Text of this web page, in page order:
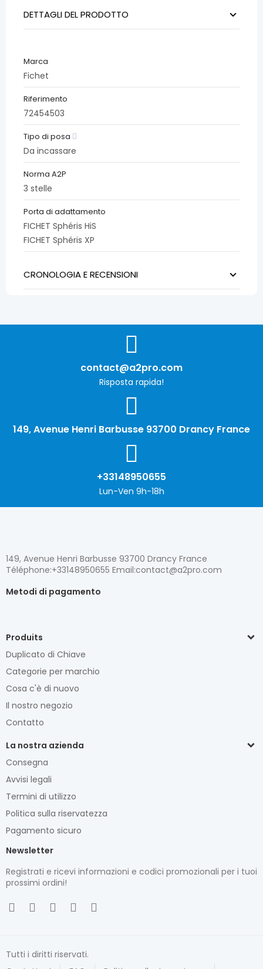
DETTAGLI DEL PRODOTTO
Marca
Fichet
Riferimento
72454503
Tipo di posa
Da incassare
Norma A2P
3 stelle
Porta di adattamento
FICHET Sphéris HiS
FICHET Sphéris XP
CRONOLOGIA E RECENSIONI
contact@a2pro.com
Risposta rapida!
149, Avenue Henri Barbusse 93700 Drancy France
+33148950655
Lun-Ven 9h-18h
149, Avenue Henri Barbusse 93700 Drancy France
Téléphone:+33148950655 Email:contact@a2pro.com
Metodi di pagamento
Produits
Duplicato di Chiave
Categorie per marchio
Cosa c'è di nuovo
Il nostro negozio
Contatto
La nostra azienda
Consegna
Avvisi legali
Termini di utilizzo
Politica sulla riservatezza
Pagamento sicuro
Newsletter
Registrati e ricevi informazioni e codici promozionali per i tuoi
prossimi ordini!
Tutti i diritti riservati.